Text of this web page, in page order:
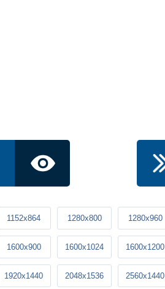
1152x864 1280x800 1280x960
1600x900 1600x1024 1600x1200
1920x1440 2048x1536 2560x1440